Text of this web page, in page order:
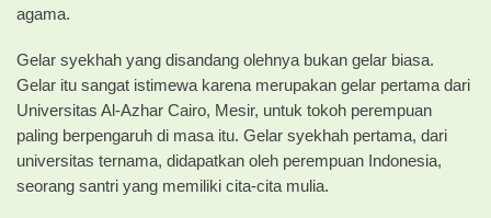
agama.
Gelar syekhah yang disandang olehnya bukan gelar biasa.
Gelar itu sangat istimewa karena merupakan gelar pertama dari
Universitas Al-Azhar Cairo, Mesir, untuk tokoh perempuan
paling berpengaruh di masa itu. Gelar syekhah pertama, dari
universitas ternama, didapatkan oleh perempuan Indonesia,
seorang santri yang memiliki cita-cita mulia.